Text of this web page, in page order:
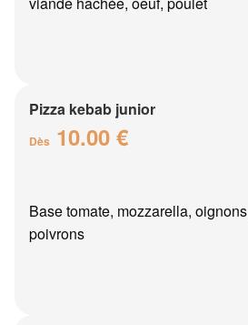
Pizza kebab junior
Dès 10.00 €
Base tomate, mozzarella,
poivrons